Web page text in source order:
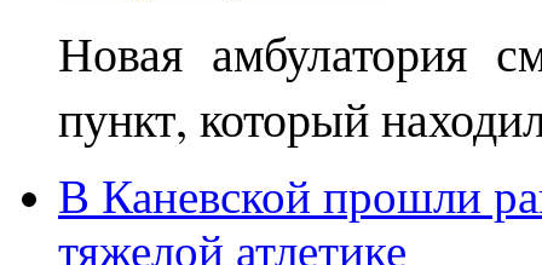
Новая амбулатория
пункт, который
В Каневской прошли
тяжелой атлетике